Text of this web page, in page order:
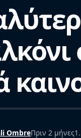
OmbreΠριν 2 μήνες